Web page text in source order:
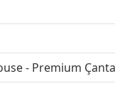
- Premium Çanta